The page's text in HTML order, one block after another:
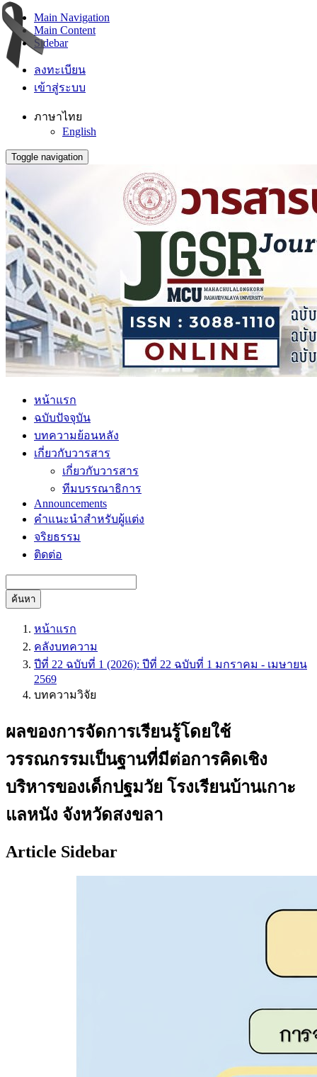
Main Navigation
Main Content
Sidebar
ลงทะเบียน
เข้าสู่ระบบ
ภาษาไทย
English
Toggle navigation
หน้าแรก
ฉบับปัจจุบัน
บทความย้อนหลัง
เกี่ยวกับวารสาร
เกี่ยวกับวารสาร
ทีมบรรณาธิการ
Announcements
คำแนะนำสำหรับผู้แต่ง
จริยธรรม
ติดต่อ
ค้นหา
หน้าแรก
คลังบทความ
ปีที่ 22 ฉบับที่ 1 (2026): ปีที่ 22 ฉบับที่ 1 มกราคม - เมษายน
2569
บทความวิจัย
ผลของการจัดการเรียนรู้โดยใช้
วรรณกรรมเป็นฐานที่มีต่อการคิดเชิง
บริหารของเด็กปฐมวัย โรงเรียนบ้านเกาะ
แลหนัง จังหวัดสงขลา
Article Sidebar